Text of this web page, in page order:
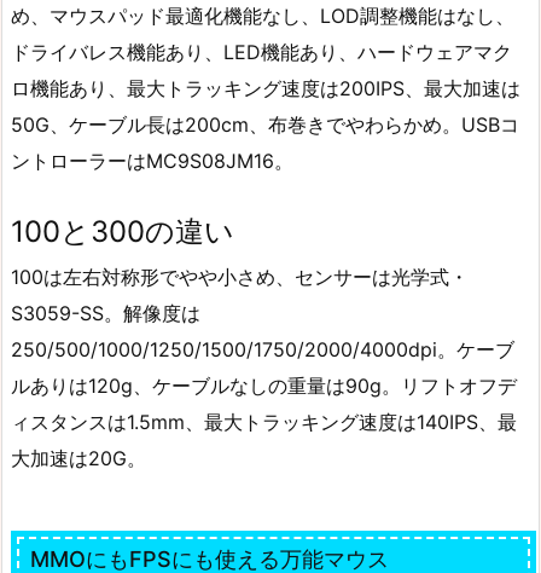
め、マウスパッド最適化機能なし、LOD調整機能はなし、
ドライバレス機能あり、LED機能あり、ハードウェアマク
ロ機能あり、最大トラッキング速度は200IPS、最大加速は
50G、ケーブル長は200cm、布巻きでやわらかめ。USBコ
ントローラーはMC9S08JM16。
100と300の違い
100は左右対称形でやや小さめ、センサーは光学式・
S3059-SS。解像度は
250/500/1000/1250/1500/1750/2000/4000dpi。ケーブ
ルありは120g、ケーブルなしの重量は90g。リフトオフデ
ィスタンスは1.5mm、最大トラッキング速度は140IPS、最
大加速は20G。
MMOにもFPSにも使える万能マウス